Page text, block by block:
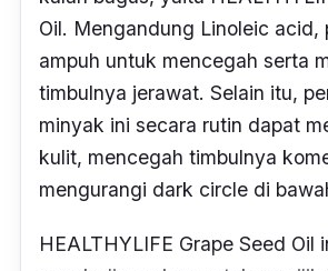
Oil. Mengandung Linoleic acid,
ampuh untuk mencegah serta
timbulnya jerawat. Selain itu,
minyak ini secara rutin dapat
kulit, mencegah timbulnya
mengurangi dark circle di
HEALTHYLIFE Grape Seed Oil